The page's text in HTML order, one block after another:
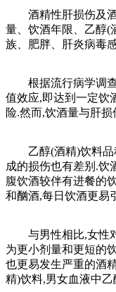
酒精性肝损伤及酒
量、饮酒年限、乙醇(
族、肥胖、肝炎病毒
根据流行病学调查
值效应,即达到一定饮
险.然而,饮酒量与肝
乙醇(酒精)饮料品
成的损伤也有差别.饮
腹饮酒较伴有进餐的
和酗酒,每日饮酒更易
与男性相比,女性对
为更小剂量和更短的
也更易发生严重的酒
精)饮料,男女血液中